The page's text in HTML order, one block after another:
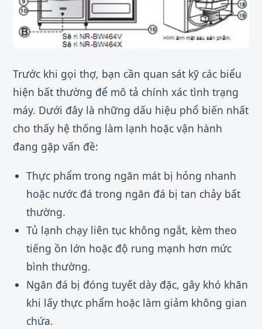
Trước khi gọi thợ, bạn cần quan sát kỹ các biểu
hiện bất thường để mô tả chính xác tình trạng
máy. Dưới đây là những dấu hiệu phổ biến nhất
cho thấy hệ thống làm lạnh hoặc vận hành
đang gặp vấn đề:
Thực phẩm trong ngăn mát bị hỏng nhanh
hoặc nước đá trong ngăn đá bị tan chảy bất
thường.
Tủ lạnh chạy liên tục không ngắt, kèm theo
tiếng ồn lớn hoặc độ rung mạnh hơn mức
bình thường.
Ngăn đá bị đóng tuyết dày đặc, gây khó khăn
khi lấy thực phẩm hoặc làm giảm không gian
chứa.